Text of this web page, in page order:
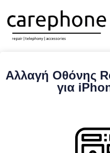
Αλλαγή Οθόνης
για